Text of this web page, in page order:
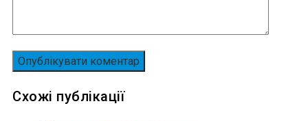
Схожі публікації